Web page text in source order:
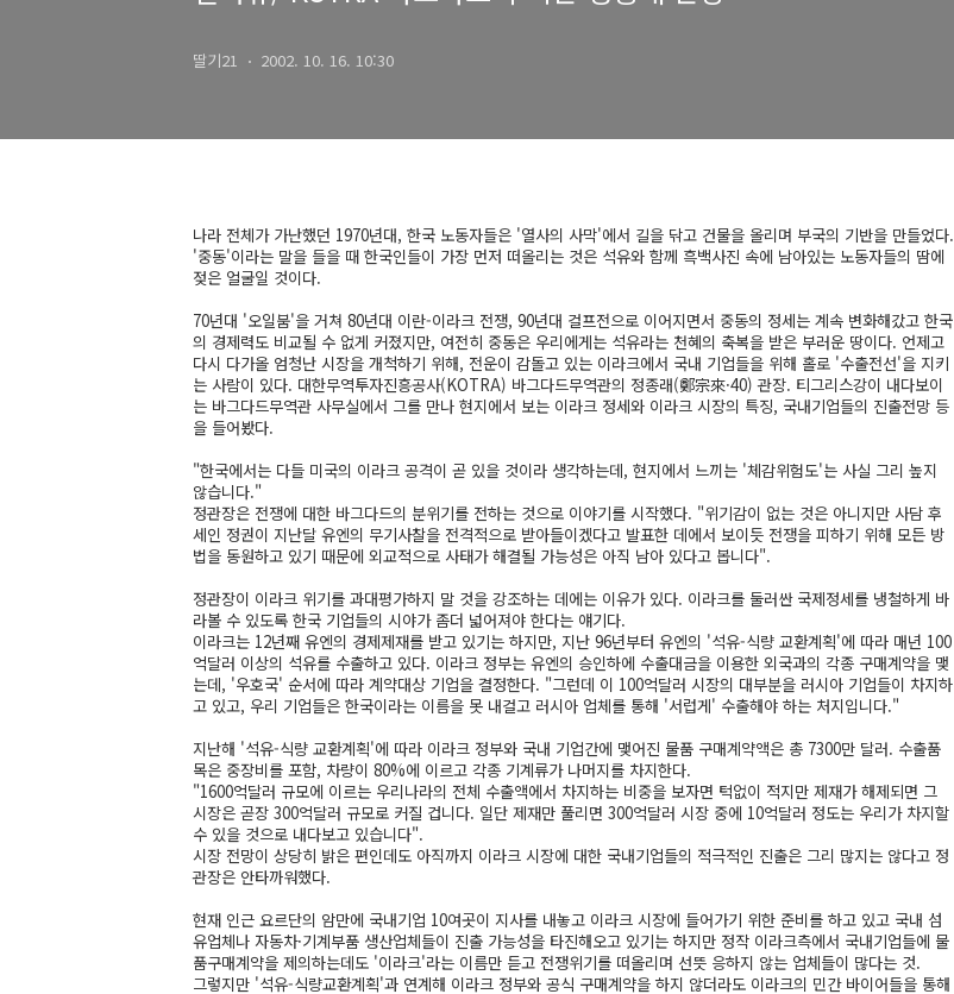
딸기21 2002. 10. 16. 10:30
나라 전체가 가난했던 1970년대, 한국 노동자들은 '열사의 사막'에서 길을 닦고 건물을 올리며 부국의 기반을 만들었다.
'중동'이라는 말을 들을 때 한국인들이 가장 먼저 떠올리는 것은 석유와 함께 흑백사진 속에 남아있는 노동자들의 땀에
젖은 얼굴일 것이다.
70년대 '오일붐'을 거쳐 80년대 이란-이라크 전쟁, 90년대 걸프전으로 이어지면서 중동의 정세는 계속 변화해갔고 한국
의 경제력도 비교될 수 없게 커졌지만, 여전히 중동은 우리에게는 석유라는 천혜의 축복을 받은 부러운 땅이다. 언제고
다시 다가올 엄청난 시장을 개척하기 위해, 전운이 감돌고 있는 이라크에서 국내 기업들을 위해 홀로 '수출전선'을 지키
는 사람이 있다. 대한무역투자진흥공사(KOTRA) 바그다드무역관의 정종래(鄭宗來·40) 관장. 티그리스강이 내다보이
는 바그다드무역관 사무실에서 그를 만나 현지에서 보는 이라크 정세와 이라크 시장의 특징, 국내기업들의 진출전망 등
을 들어봤다.
"한국에서는 다들 미국의 이라크 공격이 곧 있을 것이라 생각하는데, 현지에서 느끼는 '체감위험도'는 사실 그리 높지
않습니다."
정관장은 전쟁에 대한 바그다드의 분위기를 전하는 것으로 이야기를 시작했다. "위기감이 없는 것은 아니지만 사담 후
세인 정권이 지난달 유엔의 무기사찰을 전격적으로 받아들이겠다고 발표한 데에서 보이듯 전쟁을 피하기 위해 모든 방
법을 동원하고 있기 때문에 외교적으로 사태가 해결될 가능성은 아직 남아 있다고 봅니다".
정관장이 이라크 위기를 과대평가하지 말 것을 강조하는 데에는 이유가 있다. 이라크를 둘러싼 국제정세를 냉철하게 바
라볼 수 있도록 한국 기업들의 시야가 좀더 넓어져야 한다는 얘기다.
이라크는 12년째 유엔의 경제제재를 받고 있기는 하지만, 지난 96년부터 유엔의 '석유-식량 교환계획'에 따라 매년 100
억달러 이상의 석유를 수출하고 있다. 이라크 정부는 유엔의 승인하에 수출대금을 이용한 외국과의 각종 구매계약을 맺
는데, '우호국' 순서에 따라 계약대상 기업을 결정한다. "그런데 이 100억달러 시장의 대부분을 러시아 기업들이 차지하
고 있고, 우리 기업들은 한국이라는 이름을 못 내걸고 러시아 업체를 통해 '서럽게' 수출해야 하는 처지입니다."
지난해 '석유-식량 교환계획'에 따라 이라크 정부와 국내 기업간에 맺어진 물품 구매계약액은 총 7300만 달러. 수출품
목은 중장비를 포함, 차량이 80%에 이르고 각종 기계류가 나머지를 차지한다.
"1600억달러 규모에 이르는 우리나라의 전체 수출액에서 차지하는 비중을 보자면 턱없이 적지만 제재가 해제되면 그
시장은 곧장 300억달러 규모로 커질 겁니다. 일단 제재만 풀리면 300억달러 시장 중에 10억달러 정도는 우리가 차지할
수 있을 것으로 내다보고 있습니다".
시장 전망이 상당히 밝은 편인데도 아직까지 이라크 시장에 대한 국내기업들의 적극적인 진출은 그리 많지는 않다고 정
관장은 안타까워했다.
현재 인근 요르단의 암만에 국내기업 10여곳이 지사를 내놓고 이라크 시장에 들어가기 위한 준비를 하고 있고 국내 섬
유업체나 자동차·기계부품 생산업체들이 진출 가능성을 타진해오고 있기는 하지만 정작 이라크측에서 국내기업들에 물
품구매계약을 제의하는데도 '이라크'라는 이름만 듣고 전쟁위기를 떠올리며 선뜻 응하지 않는 업체들이 많다는 것.
그렇지만 '석유-식량교환계획'과 연계해 이라크 정부와 공식 구매계약을 하지 않더라도 이라크의 민간 바이어들을 통해